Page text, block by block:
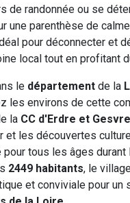
de randonnée ou se
une parenthèse de
pour déconnecter et
local tout en profitant
le département de la
les environs de cette
la CC d'Erdre et
et les découvertes
pour tous les âges durant
2449 habitants, le
et conviviale pour un